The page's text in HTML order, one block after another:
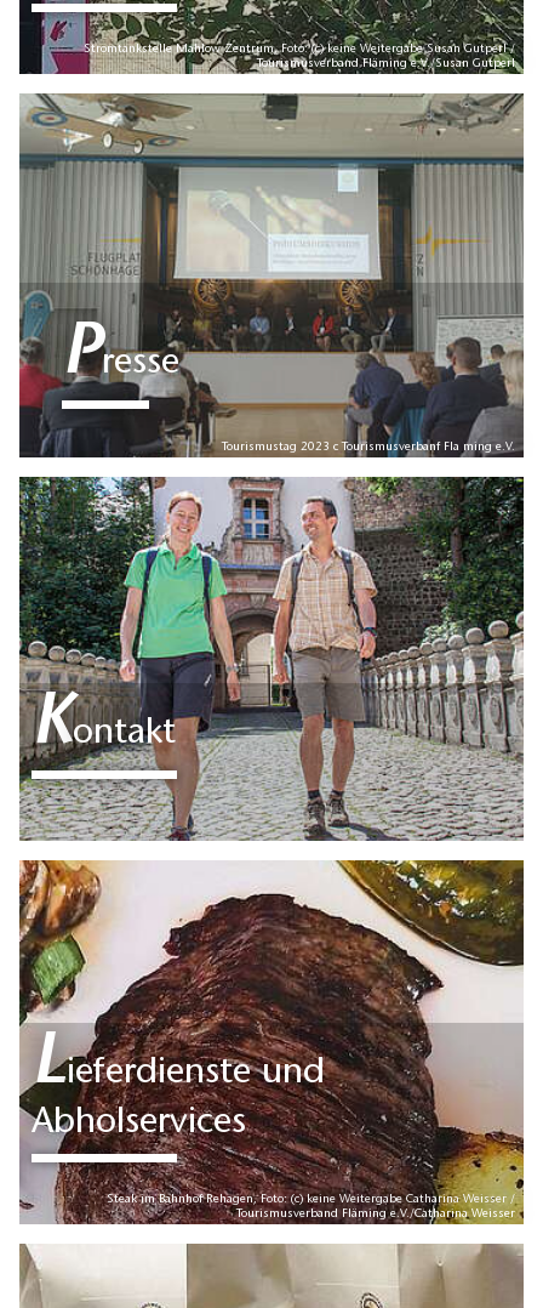
Stromtankstelle Mahlow Zentrum, Foto: (c) keine Weitergabe Susan Gutperl /
Tourismusverband Fläming e.V./Susan Gutperl
Presse
Tourismustag 2023 c Tourismusverbanf Fla ming e.V.
Kontakt
Lieferdienste und
Abholservices
Steak im Bahnhof Rehagen, Foto: (c) keine Weitergabe Catharina Weisser /
Tourismusverband Fläming e.V./Catharina Weisser